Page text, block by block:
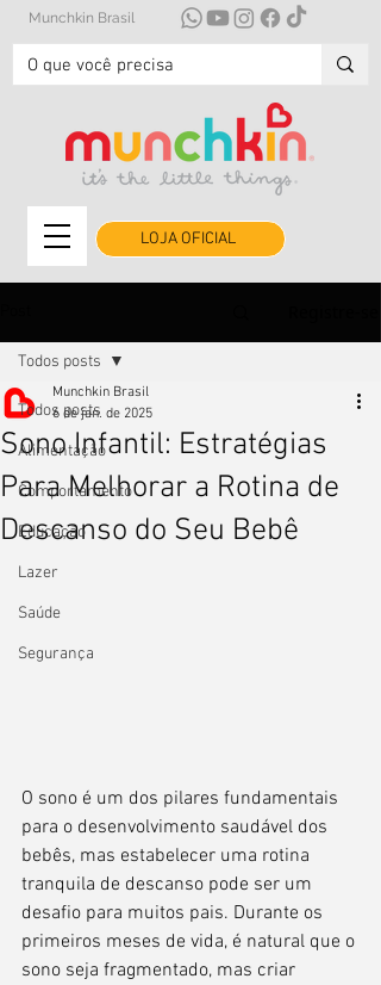
Munchkin Brasil
LOJA OFICIAL
Todos posts
Alimentação
Comportamento
Educação
Lazer
Saúde
Segurança
Todos posts
Sono Infantil: Estratégias
Para Melhorar a Rotina de
Descanso do Seu Bebê
Munchkin Brasil
6 de jan. de 2025
O sono é um dos pilares fundamentais
para o desenvolvimento saudável dos
bebês, mas estabelecer uma rotina
tranquila de descanso pode ser um
desafio para muitos pais. Durante os
primeiros meses de vida, é natural que o
sono seja fragmentado, mas criar